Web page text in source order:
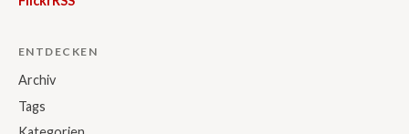
ENTDECKEN
Archiv
Tags